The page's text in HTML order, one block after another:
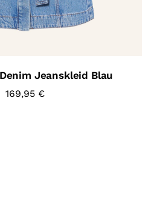
Jeanskleid Blau
169,95 €